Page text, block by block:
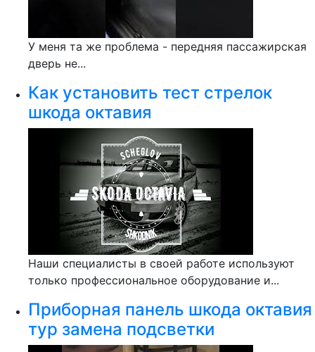
У меня та же проблема - передняя пассажирская
дверь не...
Как установить тест стрелок
шкода октавия
Наши специалисты в своей работе используют
только профессиональное оборудование и...
Приборная панель шкода октавия
тур замена подсветки